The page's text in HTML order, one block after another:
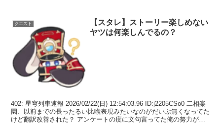
クエスト
【スタレ】ストーリー楽しめない
ヤツは何楽しんでるの？
402: 星穹列車速報 2026/02/22(日) 12:54:03.96 ID:j2205CSo0 二相楽
園、以前までの長ったるい比喩表現みたいなのがだいぶ無くなってた
けど翻訳改善された？ アンケートの度に文句言ってた俺の努力が実